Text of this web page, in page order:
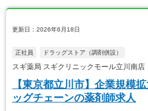
更新日：2026年6月18日
正社員 ドラッグストア（調剤併設）
スギ薬局 スギクリニックモール立川南
【東京都立川市】企業規模
ッグチェーンの薬剤師求人